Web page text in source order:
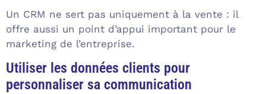
Un CRM ne sert pas uniquement à la vente : il
offre aussi un point d’appui important pour le
marketing de l’entreprise.
Utiliser les données clients pour
personnaliser sa communication